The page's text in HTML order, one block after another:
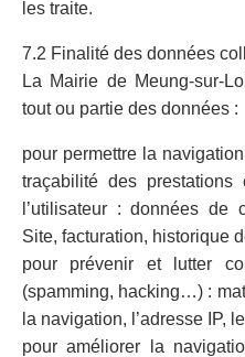
les traite.
7.2 Finalité des données
La Mairie de Meung-sur-
tout ou partie des données :
pour permettre la
traçabilité des prestations
l’utilisateur : données de
Site, facturation, historique
pour prévenir et lutter
(spamming, hacking…) :
la navigation, l’adresse IP,
pour améliorer la